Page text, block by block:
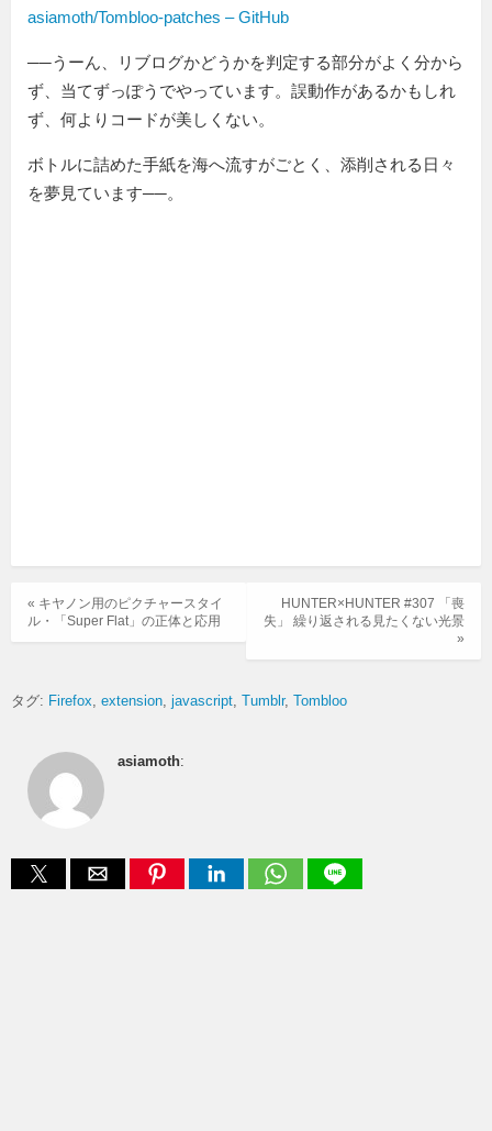
asiamoth/Tombloo-patches – GitHub
──うーん、リブログかどうかを判定する部分がよく分から
ず、当てずっぽうでやっています。誤動作があるかもしれ
ず、何よりコードが美しくない。
ボトルに詰めた手紙を海へ流すがごとく、添削される日々
を夢見ています──。
HUNTER×HUNTER #307 「喪
失」 繰り返される見たくない光景
»
« キヤノン用のピクチャースタイ
ル・「Super Flat」の正体と応用
タグ: Firefox extension javascript Tumblr Tombloo
asiamoth: